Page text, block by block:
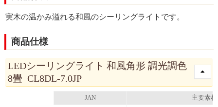
実木の温かみ溢れる和風のシーリングライトです。
商品仕様
LEDシーリングライト 和風角形 調光調色
8畳 CL8DL-7.0JP
JAN 主要素材